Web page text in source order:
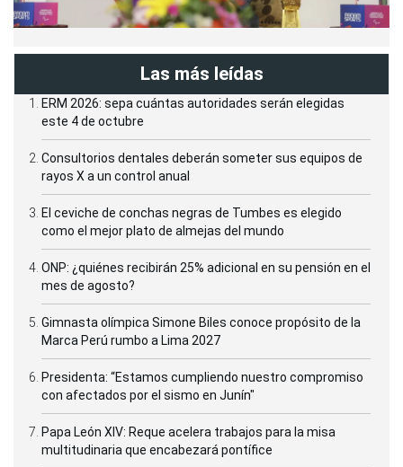
Las más leídas
ERM 2026: sepa cuántas autoridades serán elegidas
este 4 de octubre
Consultorios dentales deberán someter sus equipos de
rayos X a un control anual
El ceviche de conchas negras de Tumbes es elegido
como el mejor plato de almejas del mundo
ONP: ¿quiénes recibirán 25% adicional en su pensión en el
mes de agosto?
Gimnasta olímpica Simone Biles conoce propósito de la
Marca Perú rumbo a Lima 2027
Presidenta: “Estamos cumpliendo nuestro compromiso
con afectados por el sismo en Junín"
Papa León XIV: Reque acelera trabajos para la misa
multitudinaria que encabezará pontífice